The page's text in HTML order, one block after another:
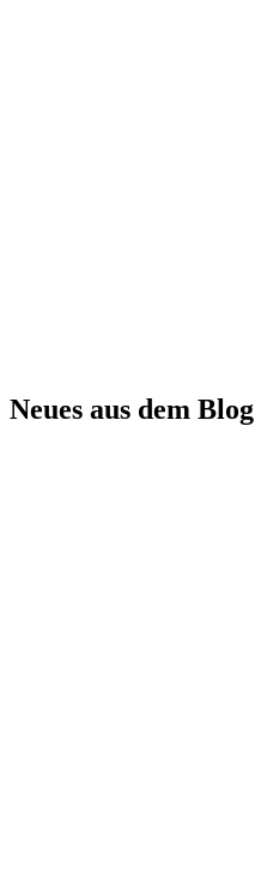
Neues aus dem Blog